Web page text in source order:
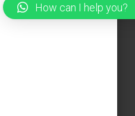
How can I help you?